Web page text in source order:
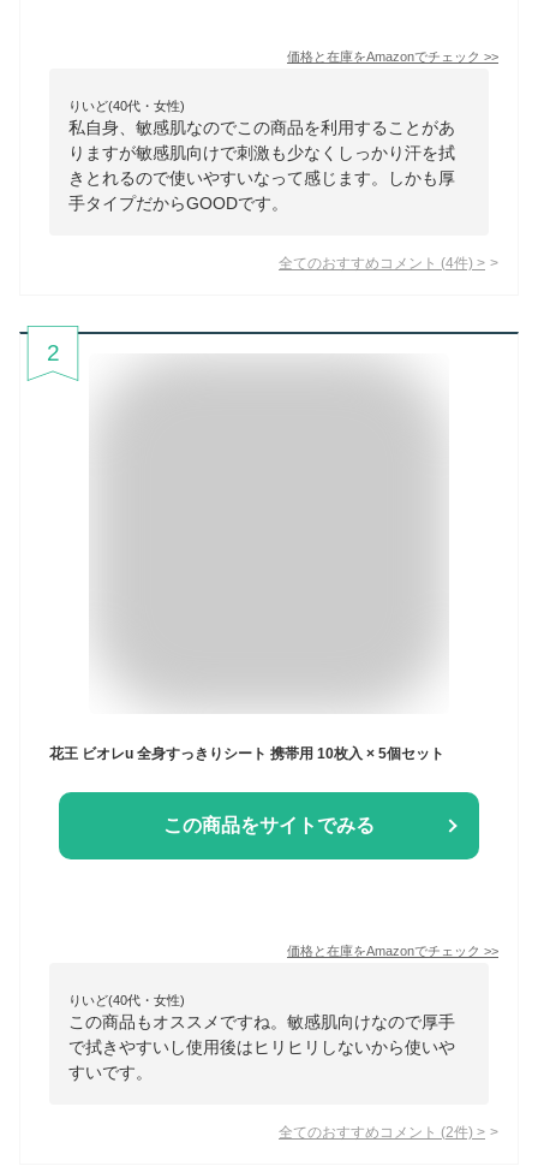
価格と在庫をAmazonでチェック >>
りいど(40代・女性)
私自身、敏感肌なのでこの商品を利用することがあ
りますが敏感肌向けで刺激も少なくしっかり汗を拭
きとれるので使いやすいなって感じます。しかも厚
手タイプだからGOODです。
全てのおすすめコメント (4件) >
2
花王 ビオレu 全身すっきりシート 携帯用 10枚入 × 5個セット
この商品をサイトでみる
価格と在庫をAmazonでチェック >>
りいど(40代・女性)
この商品もオススメですね。敏感肌向けなので厚手
で拭きやすいし使用後はヒリヒリしないから使いや
すいです。
全てのおすすめコメント (2件) >